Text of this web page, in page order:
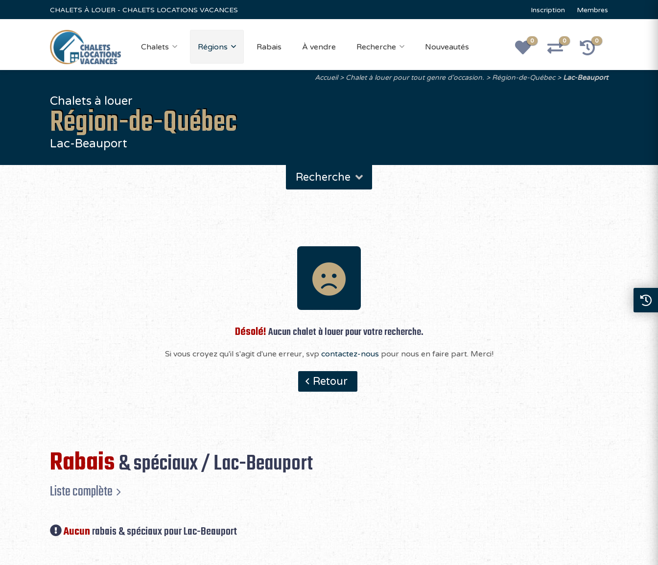
CHALETS À LOUER - CHALETS LOCATIONS VACANCES Inscription Membres
Chalets Régions Rabais À vendre Recherche Nouveautés
0 0 0
Accueil Chalet à louer pour tout genre d'occasion. Région-de-Québec Lac-Beauport
Chalets à louer
Région-de-Québec
Lac-Beauport
Recherche
Désolé!Aucun chalet à louer pour votre recherche.
Si vous croyez qu'il s'agit d'une erreur, svp contactez-nous pour nous en faire part. Merci!
Retour
Rabais& spéciaux / Lac-Beauport
Liste complète
Aucunrabais & spéciaux pour Lac-Beauport